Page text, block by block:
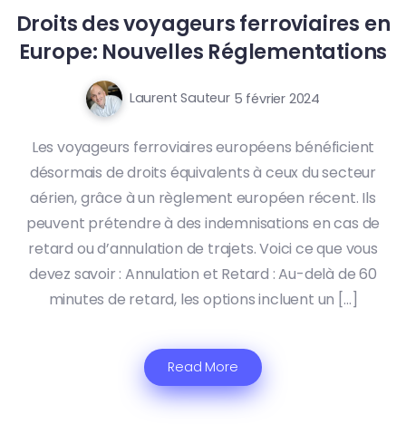
Droits des voyageurs ferroviaires en
Europe: Nouvelles Réglementations
Laurent Sauteur 5 février 2024
Les voyageurs ferroviaires européens bénéficient
désormais de droits équivalents à ceux du secteur
aérien, grâce à un règlement européen récent. Ils
peuvent prétendre à des indemnisations en cas de
retard ou d’annulation de trajets. Voici ce que vous
devez savoir : Annulation et Retard : Au-delà de 60
minutes de retard, les options incluent un […]
Read More